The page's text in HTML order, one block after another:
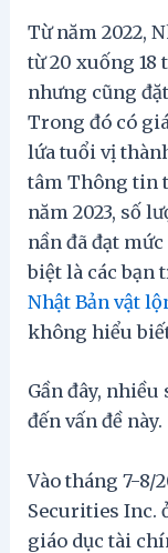
Từ năm 2022,
từ 20 xuống 18
nhưng cũng
Trong đó có
lứa tuổi vị
tâm Thông tin
năm 2023, số
nần đã đạt
biệt là các bạn
Nhật Bản vật
không hiểu
Gần đây,
đến vấn đề này.
Vào tháng 7-8/
Securities Inc.
giáo dục tài